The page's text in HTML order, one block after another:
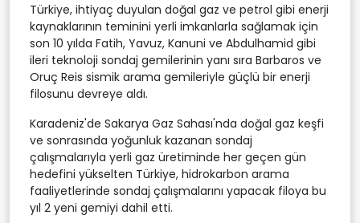
Türkiye, ihtiyaç duyulan doğal gaz ve petrol gibi enerji
kaynaklarının teminini yerli imkanlarla sağlamak için
son 10 yılda Fatih, Yavuz, Kanuni ve Abdulhamid gibi
ileri teknoloji sondaj gemilerinin yanı sıra Barbaros ve
Oruç Reis sismik arama gemileriyle güçlü bir enerji
filosunu devreye aldı.
Karadeniz'de Sakarya Gaz Sahası'nda doğal gaz keşfi
ve sonrasında yoğunluk kazanan sondaj
çalışmalarıyla yerli gaz üretiminde her geçen gün
hedefini yükselten Türkiye, hidrokarbon arama
faaliyetlerinde sondaj çalışmalarını yapacak filoya bu
yıl 2 yeni gemiyi dahil etti.